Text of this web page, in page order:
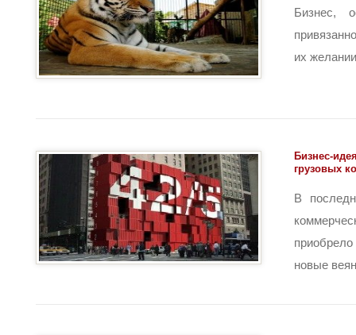
Бизнес,
их
Бизнес-
грузовых
В
новые